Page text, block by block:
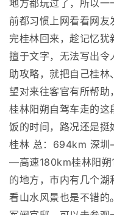
地方都玩过了，所以一
前都习惯上网看看网友
完桂林回来，趁记忆
擅于文字，无法写出令
助攻略，就把自己桂林
望对来往客官有所帮助
桂林阳朔自驾车走的
饭的时间，路况还是
桂林 总：694km 深
—高速180km桂林阳朔
的地方，市内有几个
看山水风景也是不错的